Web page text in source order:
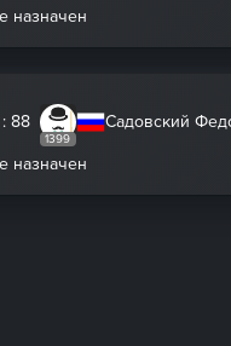
назначен
88
1399
Садовский
назначен